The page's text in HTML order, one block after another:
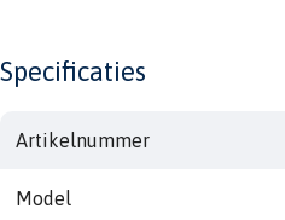
Specificaties
Artikelnummer
Model